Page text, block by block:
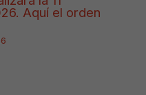
Aquí el orden